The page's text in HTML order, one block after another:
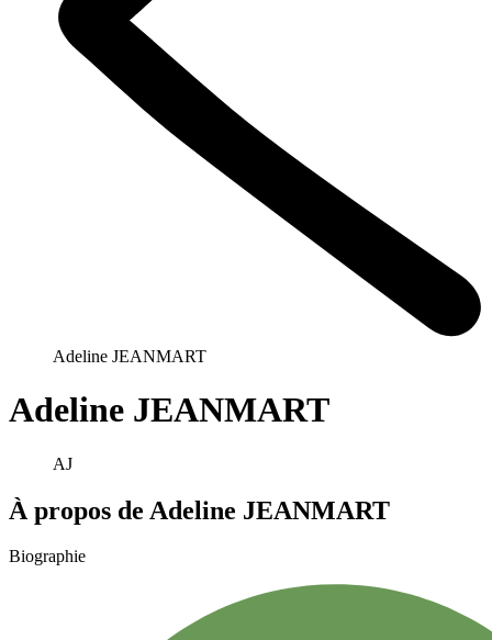
Adeline JEANMART
Adeline JEANMART
AJ
À propos de Adeline JEANMART
Biographie